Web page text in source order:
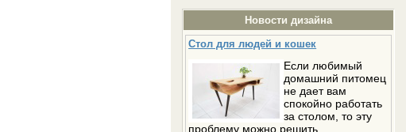
Новости дизайна
Стол для людей и кошек
Если любимый
домашний питомец
не дает вам
спокойно работать
за столом, то эту
проблему можно решить